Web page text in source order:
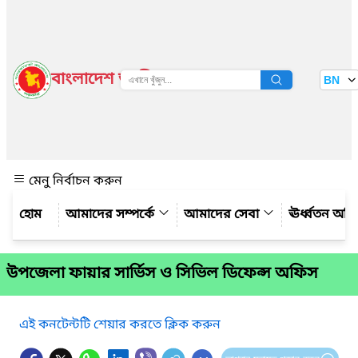
বাংলাদেশ জাতীয় তথ্য বাতায়ন BN
মেনু নির্বাচন করুন
আমাদের সম্পর্কে
আমাদের সেবা ঊর্ধ্বতন
উপজেলা ফায়ার সার্ভিস ও সিভিল ডিফেন্স অফিস
এই কনটেন্টটি শেয়ার করতে ক্লিক করুন